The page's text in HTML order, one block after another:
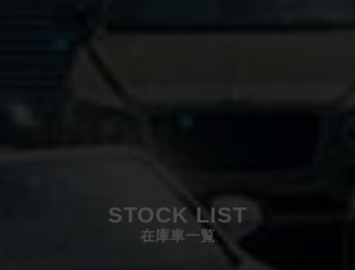
STOCK LIST
在庫車一覧